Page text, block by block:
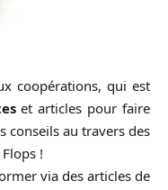
coopérations, qui est
et articles pour faire
conseils au travers des
!
via des articles de